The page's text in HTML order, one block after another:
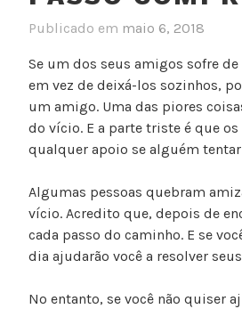
Publicado em maio 6, 2018
Se um dos seus amigos sofre
em vez de deixá-los sozinhos,
um amigo. Uma das piores
do vício. E a parte triste é que
qualquer apoio se alguém
Algumas pessoas quebram
vício. Acredito que, depois de
cada passo do caminho. E se
dia ajudarão você a resolver
No entanto, se você não quiser